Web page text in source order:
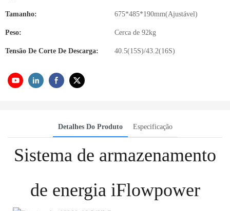
Tamanho: 675*485*190mm(Ajustável)
Peso: Cerca de 92kg
Tensão De Corte De Descarga: 40.5(15S)/43.2(16S)
Detalhes Do Produto Especificação
Sistema de armazenamento
de energia iFlowpower